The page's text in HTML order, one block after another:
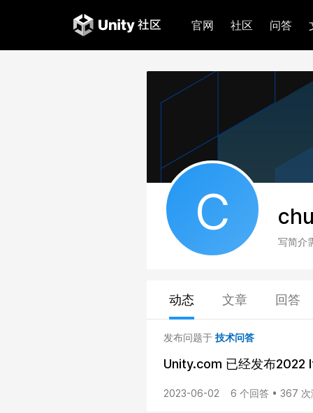
官网 社区 问答
C
写简介
动态 文章 回答
发布问题于 技术问答
Unity.com 已经发布2022
2023-06-02 6 个回答 • 367 次